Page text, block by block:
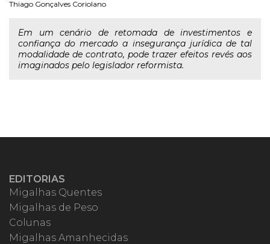
Thiago Gonçalves Coriolano
Em um cenário de retomada de investimentos e
confiança do mercado a insegurança jurídica de tal
modalidade de contrato, pode trazer efeitos revés aos
imaginados pelo legislador reformista.
EDITORIAS
Migalhas Quentes
Migalhas de Peso
Colunas
Migalhas Amanhecidas